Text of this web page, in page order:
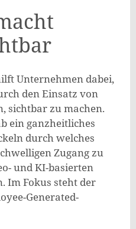
Unternehmen dabei,
den Einsatz von
sichtbar zu machen.
ein ganzheitliches
durch welches
Zugang zu
und KI-basierten
Im Fokus steht der
Generated-